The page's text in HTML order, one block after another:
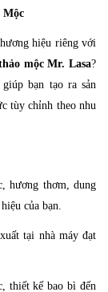
Mộc
hiệu riêng với
mộc Mr. Lasa?
bạn tạo ra sản
tùy chỉnh theo nhu
hương thơm, dung
của bạn.
tại nhà máy đạt
thiết kế bao bì đến